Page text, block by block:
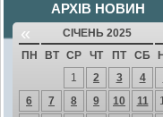
АРХІВ НОВИН
« СІЧЕНЬ 2025
ПН ВТ СР ЧТ ПТ СБ
1
2 3 4
6
7 8 9 10 11